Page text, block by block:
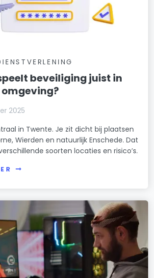
beveiliging juist in
2025
in Twente. Je zit dicht bij plaatsen
Wierden en natuurlijk Enschede. Dat
soorten locaties en risico’s.